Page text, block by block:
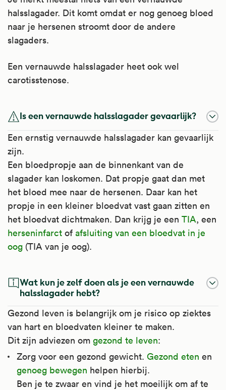
halsslagader. Dit komt omdat er nog genoeg bloed
naar je hersenen stroomt door de andere
slagaders.
Een vernauwde halsslagader heet ook wel
carotisstenose.
Is een vernauwde halsslagader gevaarlijk?
Een ernstig vernauwde halsslagader kan gevaarlijk
zijn.
Een bloedpropje aan de binnenkant van de
slagader kan loskomen. Dat propje gaat dan met
het bloed mee naar de hersenen. Daar kan het
propje in een kleiner bloedvat vast gaan zitten en
het bloedvat dichtmaken. Dan krijg je een TIA, een
herseninfarct of afsluiting van een bloedvat in je
oog (TIA van je oog).
Wat kun je zelf doen als je een vernauwde
halsslagader hebt?
Gezond leven is belangrijk om je risico op ziektes
van hart en bloedvaten kleiner te maken.
Dit zijn adviezen om gezond te leven:
Zorg voor een gezond gewicht. Gezond eten en
genoeg bewegen helpen hierbij.
Ben je te zwaar en vind je het moeilijk om af te